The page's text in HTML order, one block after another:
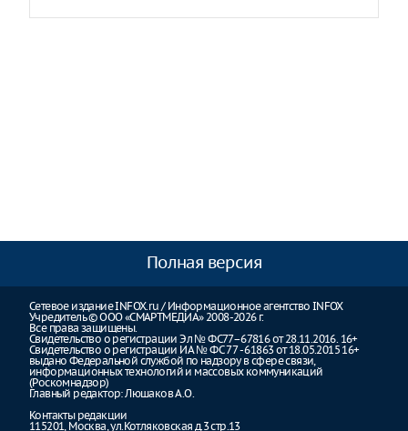
Полная версия
Сетевое издание INFOX.ru / Информационное агентство INFOX
Учредитель © ООО «СМАРТМЕДИА» 2008-2026 г.
Все права защищены.
Свидетельство о регистрации Эл № ФС77–67816 от 28.11.2016. 16+
Свидетельство о регистрации ИА № ФС 77 - 61863 от 18.05.2015 16+
выдано Федеральной службой по надзору в сфере связи,
информационных технологий и массовых коммуникаций
(Роскомнадзор)
Главный редактор: Люшаков А.О.
Контакты редакции
115201, Москва, ул.Котляковская д.3 стр.13